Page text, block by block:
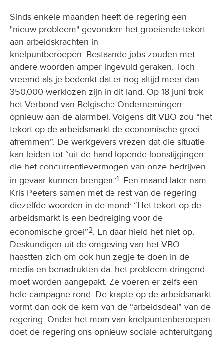
Sinds enkele maanden heeft de regering een
"nieuw probleem" gevonden: het groeiende tekort
aan arbeidskrachten in
knelpuntberoepen. Bestaande jobs zouden met
andere woorden amper ingevuld geraken. Toch
vreemd als je bedenkt dat er nog altijd meer dan
350.000 werklozen zijn in dit land. Op 18 juni trok
het Verbond van Belgische Ondernemingen
opnieuw aan de alarmbel. Volgens dit VBO zou “het
tekort op de arbeidsmarkt de economische groei
afremmen”. De werkgevers vrezen dat die situatie
kan leiden tot “uit de hand lopende loonstijgingen
die het concurrentievermogen van onze bedrijven
in gevaar kunnen brengen”1. Een maand later nam
Kris Peeters samen met de rest van de regering
diezelfde woorden in de mond: “Het tekort op de
arbeidsmarkt is een bedreiging voor de
economische groei”2. En daar hield het niet op.
Deskundigen uit de omgeving van het VBO
haastten zich om ook hun zegje te doen in de
media en benadrukten dat het probleem dringend
moet worden aangepakt. Ze voeren er zelfs een
hele campagne rond. De krapte op de arbeidsmarkt
vormt dan ook de kern van de “arbeidsdeal” van de
regering. Onder het mom van knelpuntenberoepen
doet de regering ons opnieuw sociale achteruitgang